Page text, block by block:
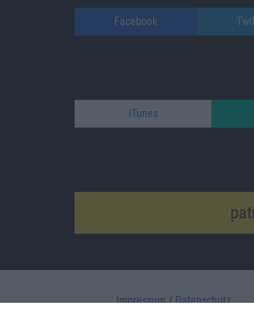
Facebook
iTunes
Impressum/Datenschutz